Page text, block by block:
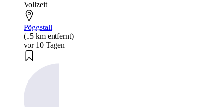
Vollzeit
Pöggstall
(15 km entfernt)
vor 10 Tagen